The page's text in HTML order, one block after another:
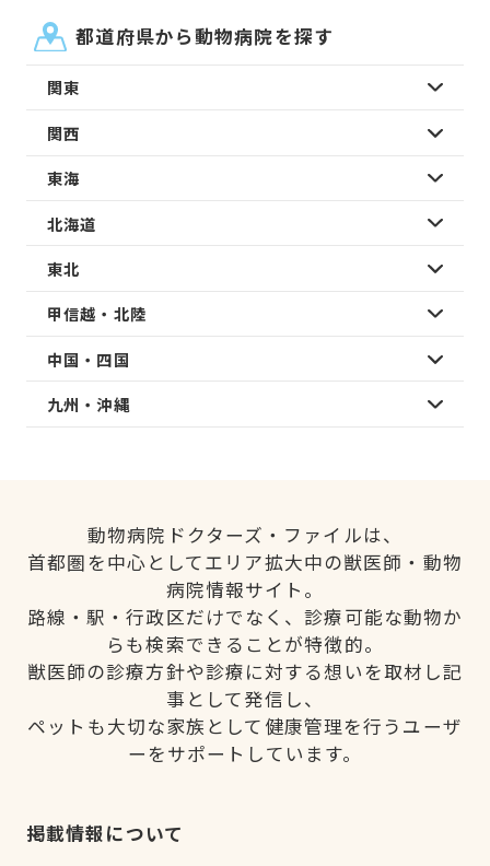
都道府県から動物病院を探す
関東
関西
東海
北海道
東北
甲信越・北陸
中国・四国
九州・沖縄
動物病院ドクターズ・ファイルは、
首都圏を中心としてエリア拡大中の獣医師・動物
病院情報サイト。
路線・駅・行政区だけでなく、診療可能な動物か
らも検索できることが特徴的。
獣医師の診療方針や診療に対する想いを取材し記
事として発信し、
ペットも大切な家族として健康管理を行うユーザ
ーをサポートしています。
掲載情報について